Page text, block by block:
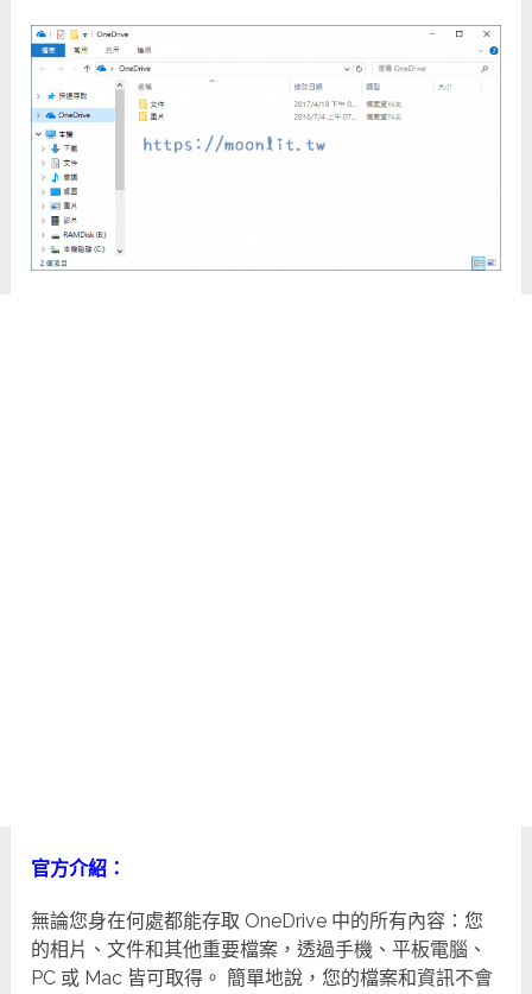
官方介紹：
無論您身在何處都能存取 OneDrive 中的所有內容：您
的相片、文件和其他重要檔案，透過手機、平板電腦、
PC 或 Mac 皆可取得。 簡單地說，您的檔案和資訊不會